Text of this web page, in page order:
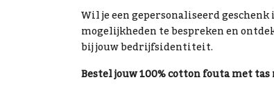
Wil je een gepersonaliseerd
mogelijkheden te bespreken en
bij jouw bedrijfsidentiteit.
Bestel jouw 100% cotton fouta met